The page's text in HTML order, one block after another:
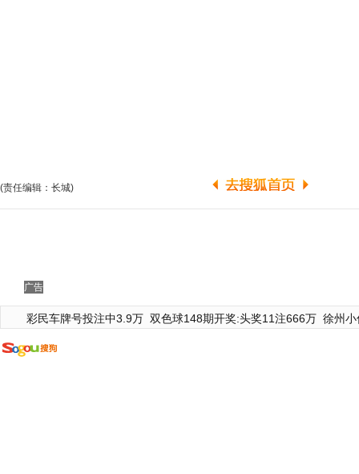
(责任编辑：长城)
广告
彩民车牌号投注中3.9万 双色球148期开奖:头奖11注666万 徐州